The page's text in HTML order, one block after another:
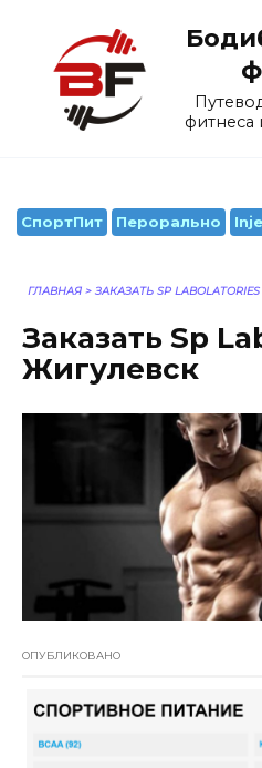
содержанию
фитнеса
СпортПит Перорально
ГЛАВНАЯ > ЗАКАЗАТЬ SP
Заказать Sp
Жигулевск
ОПУБЛИКОВАНО